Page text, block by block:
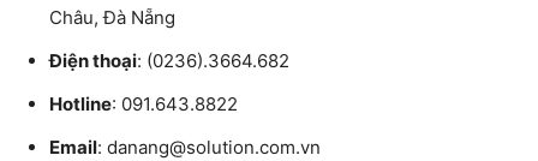
Châu, Đà Nẵng
Điện thoại: (0236).3664.682
Hotline: 091.643.8822
Email: danang@solution.com.vn